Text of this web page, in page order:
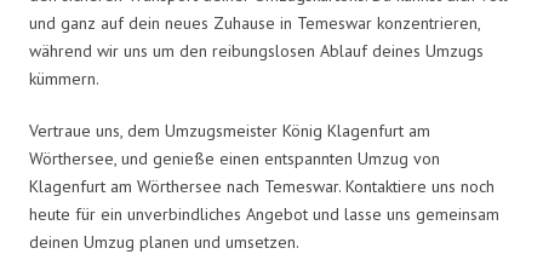
und ganz auf dein neues Zuhause in Temeswar konzentrieren,
während wir uns um den reibungslosen Ablauf deines Umzugs
kümmern.
Vertraue uns, dem Umzugsmeister König Klagenfurt am
Wörthersee, und genieße einen entspannten Umzug von
Klagenfurt am Wörthersee nach Temeswar. Kontaktiere uns noch
heute für ein unverbindliches Angebot und lasse uns gemeinsam
deinen Umzug planen und umsetzen.